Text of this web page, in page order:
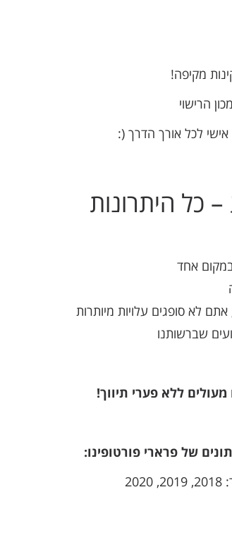
מקיפה!
הרישוי
כל היתרונות
אחד
לא סופגים עלויות מיותרות
שברשותנו
ללא פערי תיווך!
של פרארי פורטופינו: